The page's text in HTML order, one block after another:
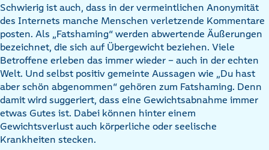
Schwierig ist auch, dass in der vermeintlichen Anonymität
des Internets manche Menschen verletzende Kommentare
posten. Als „Fatshaming“ werden abwertende Äußerungen
bezeichnet, die sich auf Übergewicht beziehen. Viele
Betroffene erleben das immer wieder – auch in der echten
Welt. Und selbst positiv gemeinte Aussagen wie „Du hast
aber schön abgenommen“ gehören zum Fatshaming. Denn
damit wird suggeriert, dass eine Gewichtsabnahme immer
etwas Gutes ist. Dabei können hinter einem
Gewichtsverlust auch körperliche oder seelische
Krankheiten stecken.